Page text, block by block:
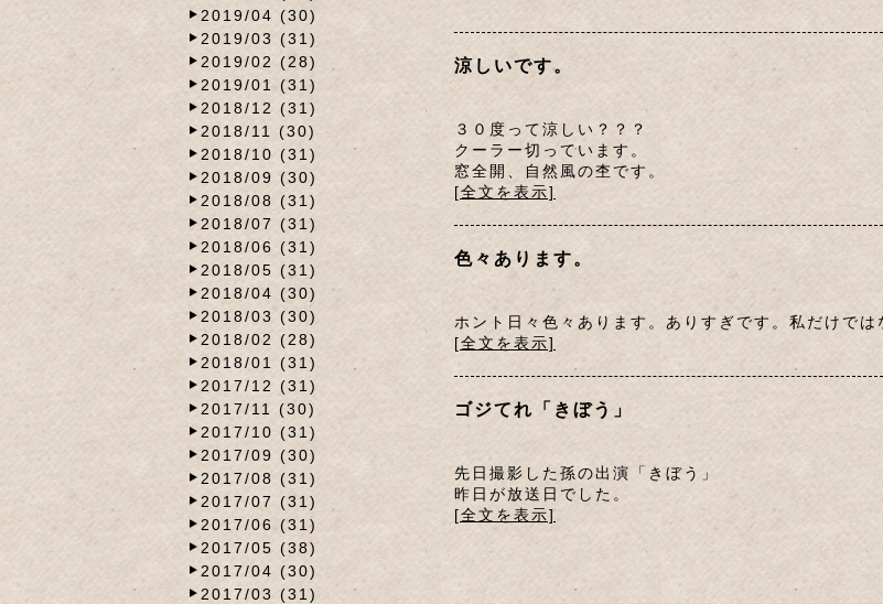
涼しいです。
３０度って涼しい？？？
クーラー切っています。
窓全開、自然風の杢です。
[全文を表示]
色々あります。
ホント日々色々あります。ありすぎです。私だけでは
[全文を表示]
ゴジてれ「きぼう」
先日撮影した孫の出演「きぼう」
昨日が放送日でした。
[全文を表示]
2019/04 (30)
2019/03 (31)
2019/02 (28)
2019/01 (31)
2018/12 (31)
2018/11 (30)
2018/10 (31)
2018/09 (30)
2018/08 (31)
2018/07 (31)
2018/06 (31)
2018/05 (31)
2018/04 (30)
2018/03 (30)
2018/02 (28)
2018/01 (31)
2017/12 (31)
2017/11 (30)
2017/10 (31)
2017/09 (30)
2017/08 (31)
2017/07 (31)
2017/06 (31)
2017/05 (38)
2017/04 (30)
2017/03 (31)